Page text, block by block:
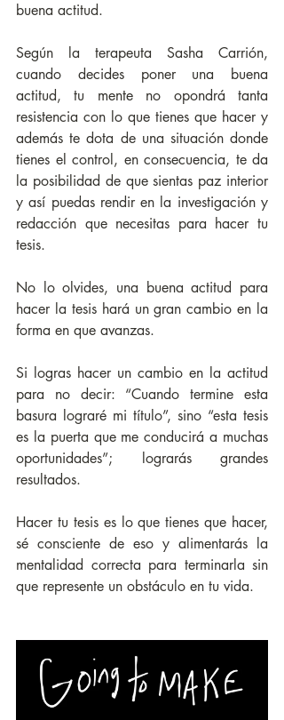
buena actitud.
Según la terapeuta Sasha Carrión,
cuando decides poner una buena
actitud, tu mente no opondrá tanta
resistencia con lo que tienes que hacer y
además te dota de una situación donde
tienes el control, en consecuencia, te da
la posibilidad de que sientas paz interior
y así puedas rendir en la investigación y
redacción que necesitas para hacer tu
tesis.
No lo olvides, una buena actitud para
hacer la tesis hará un gran cambio en la
forma en que avanzas.
Si logras hacer un cambio en la actitud
para no decir: “Cuando termine esta
basura lograré mi título”, sino “esta tesis
es la puerta que me conducirá a muchas
oportunidades”; lograrás grandes
resultados.
Hacer tu tesis es lo que tienes que hacer,
sé consciente de eso y alimentarás la
mentalidad correcta para terminarla sin
que represente un obstáculo en tu vida.